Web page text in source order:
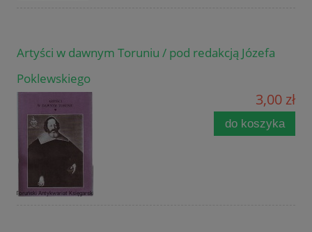
Artyści w dawnym Toruniu / pod redakcją Józefa
Poklewskiego
3,00 zł
do koszyka